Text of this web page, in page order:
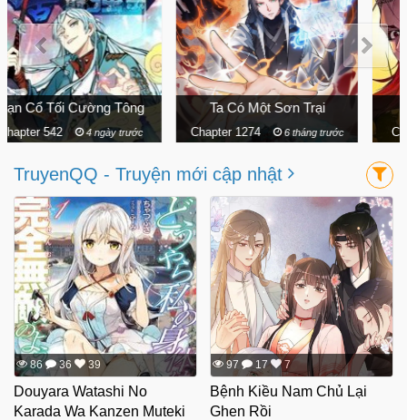
Ta Có Một Sơn Trại
Chapter 1274 6 tháng trước
Vạn Cổ Chí Tôn
Chapter 554 3 ngày trước
TruyenQQ - Truyện mới cập nhật
86 36 39
Douyara Watashi No
Karada Wa Kanzen Muteki
97 17 7
Bệnh Kiều Nam Chủ Lại
Ghen Rồi